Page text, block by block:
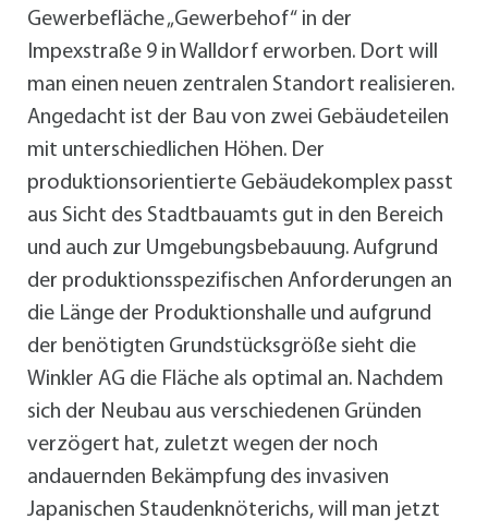
Gewerbefläche „Gewerbehof“ in der
Impexstraße 9 in Walldorf erworben. Dort will
man einen neuen zentralen Standort realisieren.
Angedacht ist der Bau von zwei Gebäudeteilen
mit unterschiedlichen Höhen. Der
produktionsorientierte Gebäudekomplex passt
aus Sicht des Stadtbauamts gut in den Bereich
und auch zur Umgebungsbebauung. Aufgrund
der produktionsspezifischen Anforderungen an
die Länge der Produktionshalle und aufgrund
der benötigten Grundstücksgröße sieht die
Winkler AG die Fläche als optimal an. Nachdem
sich der Neubau aus verschiedenen Gründen
verzögert hat, zuletzt wegen der noch
andauernden Bekämpfung des invasiven
Japanischen Staudenknöterichs, will man jetzt